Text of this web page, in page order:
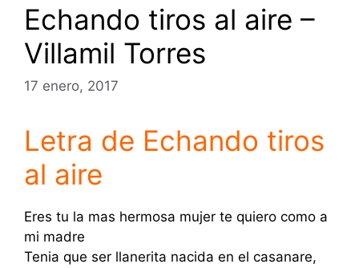
Echando tiros al aire –
Villamil Torres
17 enero, 2017
Letra de Echando tiros
al aire
Eres tu la mas hermosa mujer te quiero como a
mi madre
Tenia que ser llanerita nacida en el casanare,